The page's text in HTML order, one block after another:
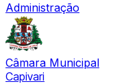
Administração
Câmara Municipal
Capivari